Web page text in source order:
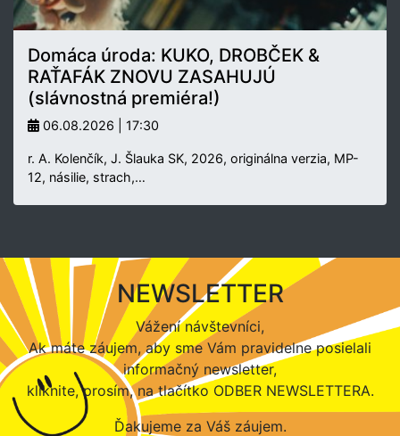
Domáca úroda: KUKO, DROBČEK &
RAŤAFÁK ZNOVU ZASAHUJÚ
(slávnostná premiéra!)
06.08.2026 | 17:30
r. A. Kolenčík, J. Šlauka SK, 2026, originálna verzia, MP-
12, násilie, strach,…
NEWSLETTER
Vážení návštevníci,
Ak máte záujem, aby sme Vám pravidelne posielali
informačný newsletter,
kliknite, prosím, na tlačítko ODBER NEWSLETTERA.
Ďakujeme za Váš záujem.